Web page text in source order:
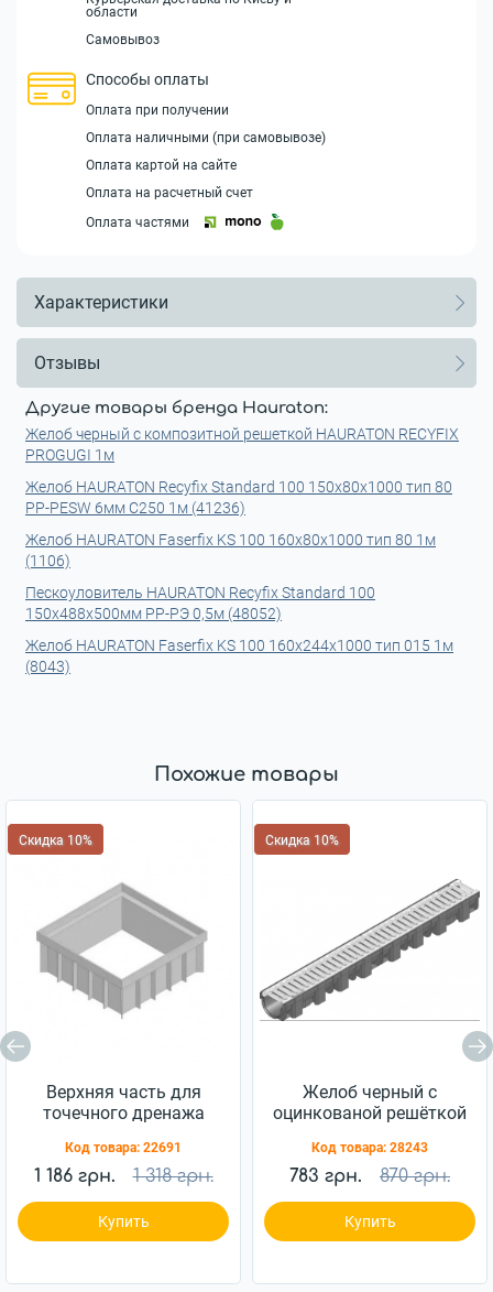
области
Самовывоз
Способы оплаты
Оплата при получении
Оплата наличными (при самовывозе)
Оплата картой на сайте
Оплата на расчетный счет
Оплата частями
Характеристики
Отзывы
Другие товары бренда Hauraton:
Желоб черный с композитной решеткой HAURATON RECYFIX
PROGUGI 1м
Желоб HAURATON Recyfix Standard 100 150х80х1000 тип 80
РР-РЕSW 6мм C250 1м (41236)
Желоб HAURATON Faserfix KS 100 160х80х1000 тип 80 1м
(1106)
Пескоуловитель HAURATON Recyfix Standard 100
150x488x500мм РР-РЭ 0,5м (48052)
Желоб HAURATON Faserfix KS 100 160х244х1000 тип 015 1м
(8043)
Похожие товары
Скидка 10%
Верхняя часть для
точечного дренажа
30/30 300х120х300
120мм (178)
Код товара: 22691
1 186 грн. 1 318 грн.
Купить
Скидка 10%
Желоб черный с
оцинкованой решёткой
1м
Код товара: 28243
783 грн. 870 грн.
Купить